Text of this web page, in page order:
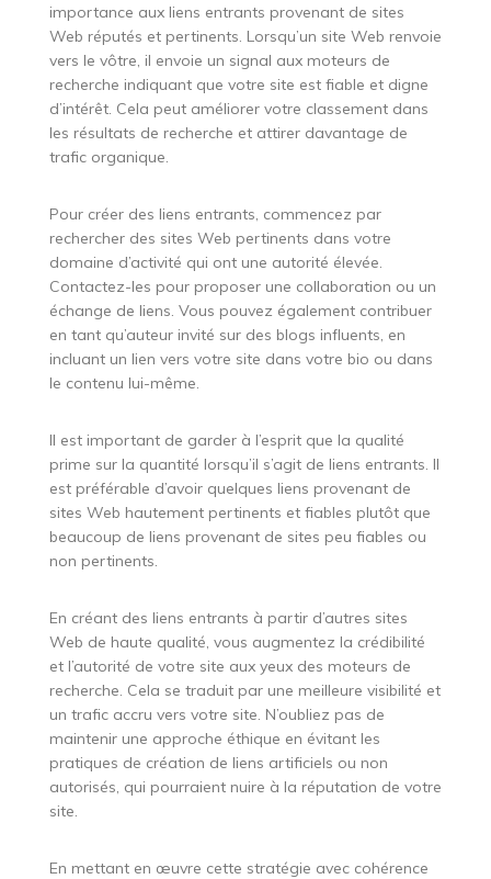
importance aux liens entrants provenant de sites
Web réputés et pertinents. Lorsqu’un site Web renvoie
vers le vôtre, il envoie un signal aux moteurs de
recherche indiquant que votre site est fiable et digne
d’intérêt. Cela peut améliorer votre classement dans
les résultats de recherche et attirer davantage de
trafic organique.
Pour créer des liens entrants, commencez par
rechercher des sites Web pertinents dans votre
domaine d’activité qui ont une autorité élevée.
Contactez-les pour proposer une collaboration ou un
échange de liens. Vous pouvez également contribuer
en tant qu’auteur invité sur des blogs influents, en
incluant un lien vers votre site dans votre bio ou dans
le contenu lui-même.
Il est important de garder à l’esprit que la qualité
prime sur la quantité lorsqu’il s’agit de liens entrants. Il
est préférable d’avoir quelques liens provenant de
sites Web hautement pertinents et fiables plutôt que
beaucoup de liens provenant de sites peu fiables ou
non pertinents.
En créant des liens entrants à partir d’autres sites
Web de haute qualité, vous augmentez la crédibilité
et l’autorité de votre site aux yeux des moteurs de
recherche. Cela se traduit par une meilleure visibilité et
un trafic accru vers votre site. N’oubliez pas de
maintenir une approche éthique en évitant les
pratiques de création de liens artificiels ou non
autorisés, qui pourraient nuire à la réputation de votre
site.
En mettant en œuvre cette stratégie avec cohérence